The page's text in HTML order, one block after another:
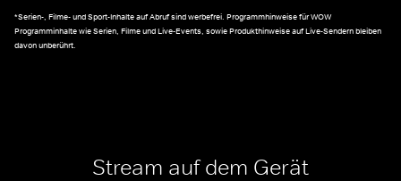
*Serien-, Filme- und Sport-Inhalte auf Abruf sind werbefrei. Programmhinweise für WOW
Programminhalte wie Serien, Filme und Live-Events, sowie Produkthinweise auf Live-Sendern bleiben
davon unberührt.
Stream auf dem Gerät